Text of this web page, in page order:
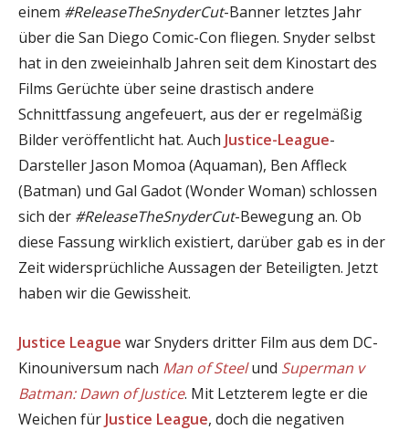
einem #ReleaseTheSnyderCut-Banner letztes Jahr
über die San Diego Comic-Con fliegen. Snyder selbst
hat in den zweieinhalb Jahren seit dem Kinostart des
Films Gerüchte über seine drastisch andere
Schnittfassung angefeuert, aus der er regelmäßig
Bilder veröffentlicht hat. Auch Justice-League-
Darsteller Jason Momoa (Aquaman), Ben Affleck
(Batman) und Gal Gadot (Wonder Woman) schlossen
sich der #ReleaseTheSnyderCut-Bewegung an. Ob
diese Fassung wirklich existiert, darüber gab es in der
Zeit widersprüchliche Aussagen der Beteiligten. Jetzt
haben wir die Gewissheit.
Justice League war Snyders dritter Film aus dem DC-
Kinouniversum nach Man of Steelund Superman v
Batman: Dawn of Justice. Mit Letzterem legte er die
Weichen für Justice League, doch die negativen